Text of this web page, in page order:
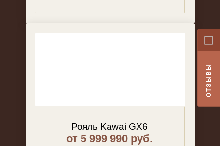
Рояль Kawai GX6
от 5 999 990 руб.
ОТЗЫВЫ